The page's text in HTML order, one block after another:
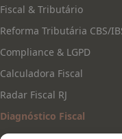
Fiscal & Tributário
Reforma Tributária CBS/
Compliance & LGPD
Calculadora Fiscal
Radar Fiscal RJ
Diagnóstico Fiscal